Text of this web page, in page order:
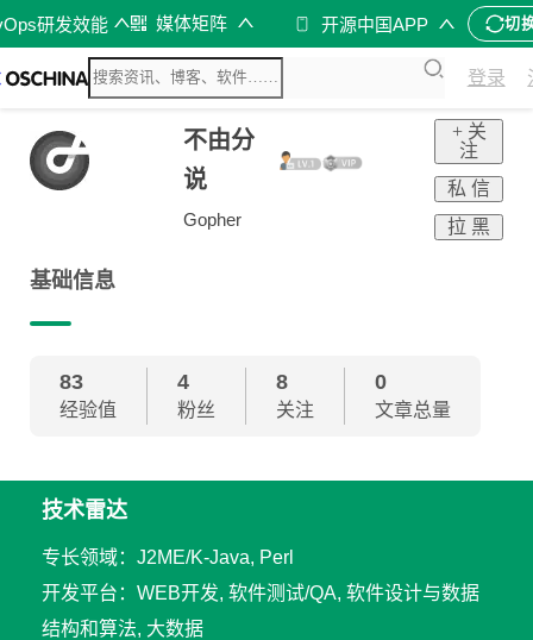
研发效能 媒体矩阵 开源中国APP 切
登录
不由分
说
Gopher
+ 关
注
私 信
拉 黑
基础信息
83
经验值
4
粉丝
8
关注
0
文章总量
技术雷达
专长领域：J2ME/K-Java, Perl
开发平台：WEB开发, 软件测试/QA, 软件设计与数据
结构和算法, 大数据